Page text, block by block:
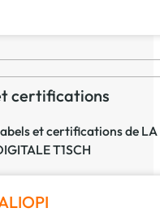
certifications
et certifications de LA
T1SCH